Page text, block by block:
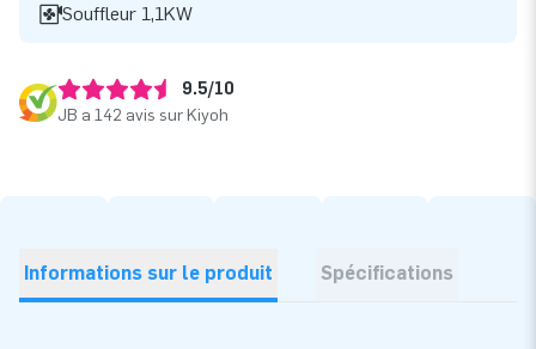
Souffleur 1,1KW
9.5/10
JB a 142 avis sur Kiyoh
Informations sur le produit Spécifications